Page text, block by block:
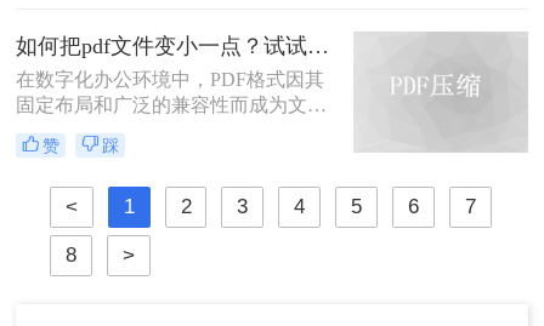
件到命令行技术与预处理技巧，为您
提供一个全面、详尽的解决方案库。
复杂排版的广泛应用，PDF文件的体
积也日益“臃肿”。一个几十兆甚至上
百兆的PDF文件，不仅占用宝贵的存
储空间，更在通过邮件发送、即时通
讯工具传输或上传至云盘时，变得异
常缓慢且不便。
如何把pdf文件变小一点？试试这两种简单有效的方法压缩大小
在数字化办公环境中，PDF格式因其
固定布局和广泛的兼容性而成为文档
分享的理想选择。然而，当PDF文件
包含大量图像或复杂排版时，其体积
处理带来不便。那么如何把pdf文件变
小一点呢？本文将介绍两种简单有效
的方法来压缩PDF文件大小，帮助您
节省空间并提高工作效率。
赞 踩
< 1 2 3 4 5 6 7
8 >